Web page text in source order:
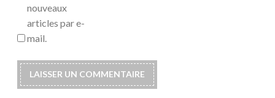
nouveaux
articles par e-
mail.